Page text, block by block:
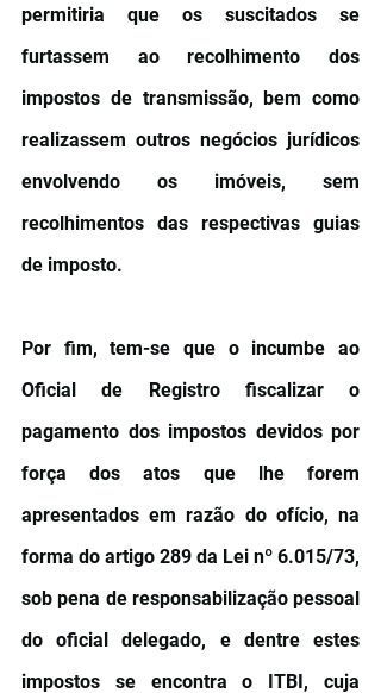
permitiria que os suscitados se
furtassem ao recolhimento dos
impostos de transmissão, bem como
realizassem outros negócios jurídicos
envolvendo os imóveis, sem
recolhimentos das respectivas guias
de imposto.
Por fim, tem-se que o incumbe ao
Oficial de Registro fiscalizar o
pagamento dos impostos devidos por
força dos atos que lhe forem
apresentados em razão do ofício, na
forma do artigo 289 da Lei nº 6.015/73,
sob pena de responsabilização pessoal
do oficial delegado, e dentre estes
impostos se encontra o ITBI, cuja